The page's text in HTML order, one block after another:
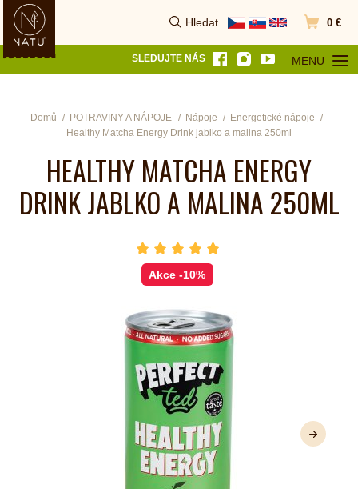
Hledat
Vyhledat Přejít do
0 €
SLEDUJTE NÁS MENU
OTEVŘÍT
Domů POTRAVINY A NÁPOJE Nápoje
Energetické nápoje
Healthy Matcha Energy Drink jablko a malina 250ml
HEALTHY MATCHA ENERGY
DRINK JABLKO A MALINA 250ML
hvězda 1
hvězda 2
hvězda 3hvězda 4
Akce-10%
Další